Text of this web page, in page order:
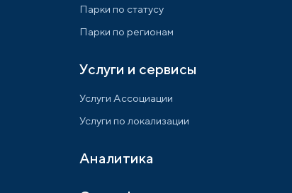
Парки по статусу
Парки по регионам
Услуги и сервисы
Услуги Ассоциации
Услуги по локализации
Аналитика